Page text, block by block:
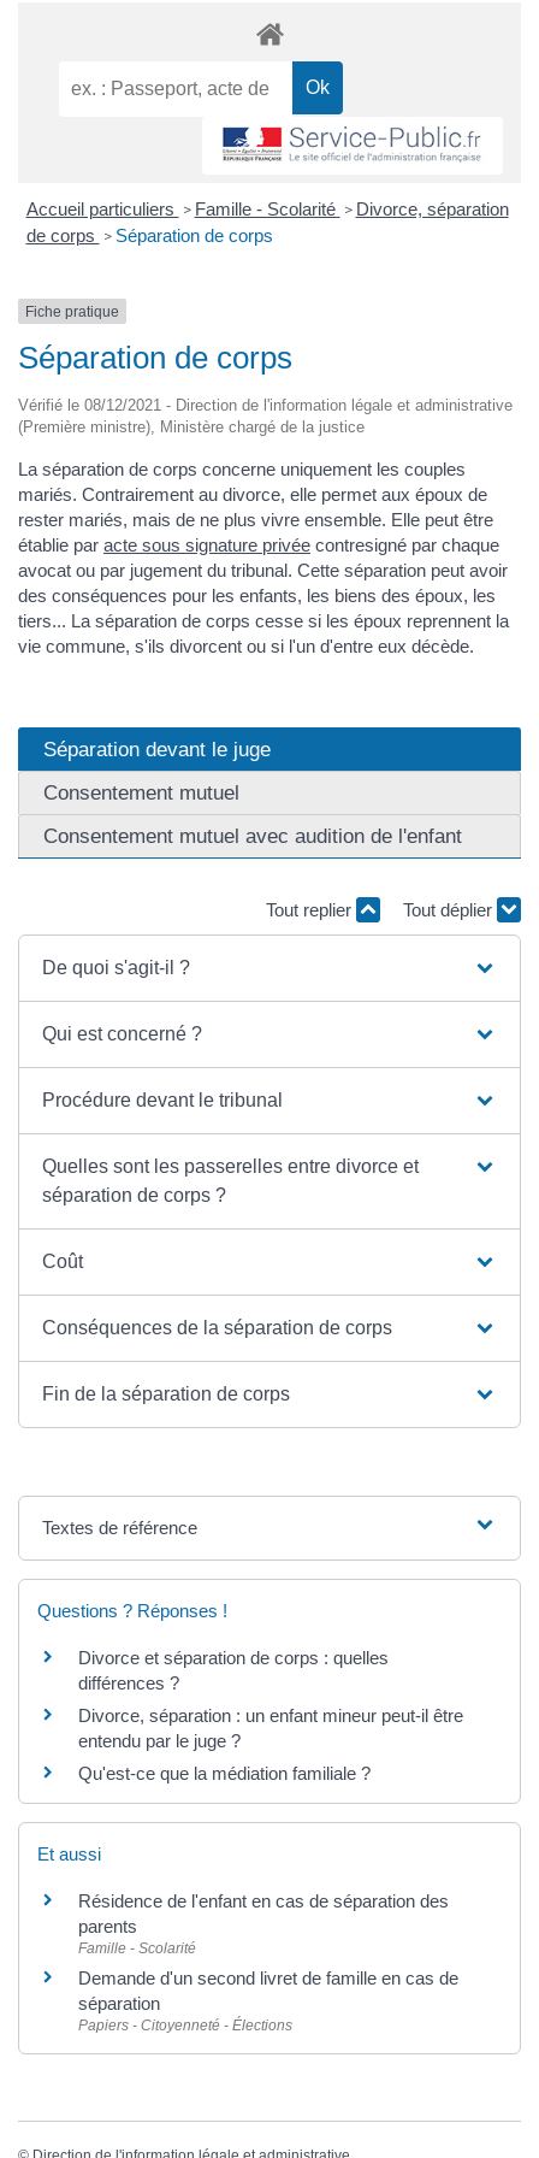
Accueil particuliers > Famille - Scolarité > Divorce, séparation
de corps > Séparation de corps
Fiche pratique
Séparation de corps
Vérifié le 08/12/2021 - Direction de l'information légale et administrative
(Première ministre), Ministère chargé de la justice
La séparation de corps concerne uniquement les couples
mariés. Contrairement au divorce, elle permet aux époux de
rester mariés, mais de ne plus vivre ensemble. Elle peut être
établie par acte sous signature privée contresigné par chaque
avocat ou par jugement du tribunal. Cette séparation peut avoir
des conséquences pour les enfants, les biens des époux, les
tiers... La séparation de corps cesse si les époux reprennent la
vie commune, s'ils divorcent ou si l'un d'entre eux décède.
Séparation devant le juge
Consentement mutuel
Consentement mutuel avec audition de l'enfant
Tout replier Tout déplier
De quoi s'agit-il ?
Qui est concerné ?
Procédure devant le tribunal
Quelles sont les passerelles entre divorce et
séparation de corps ?
Coût
Conséquences de la séparation de corps
Fin de la séparation de corps
Textes de référence
Questions ? Réponses !
Divorce et séparation de corps : quelles
différences ?
Divorce, séparation : un enfant mineur peut-il être
entendu par le juge ?
Qu'est-ce que la médiation familiale ?
Et aussi
Résidence de l'enfant en cas de séparation des
parents
Famille - Scolarité
Demande d'un second livret de famille en cas de
séparation
Papiers - Citoyenneté - Élections